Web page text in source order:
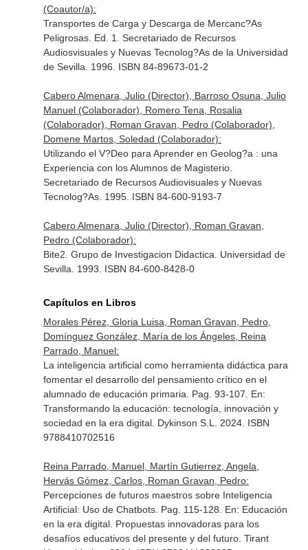
(Coautor/a):
Transportes de Carga y Descarga de Mercanc?As
Peligrosas. Ed. 1. Secretariado de Recursos
Audiosvisuales y Nuevas Tecnolog?As de la Universidad
de Sevilla. 1996. ISBN 84-89673-01-2
Cabero Almenara, Julio (Director), Barroso Osuna, Julio
Manuel (Colaborador), Romero Tena, Rosalia
(Colaborador), Roman Gravan, Pedro (Colaborador),
Domene Martos, Soledad (Colaborador):
Utilizando el V?Deo para Aprender en Geolog?a : una
Experiencia con los Alumnos de Magisterio.
Secretariado de Recursos Audiovisuales y Nuevas
Tecnolog?As. 1995. ISBN 84-600-9193-7
Cabero Almenara, Julio (Director), Roman Gravan,
Pedro (Colaborador):
Bite2. Grupo de Investigacion Didactica. Universidad de
Sevilla. 1993. ISBN 84-600-8428-0
Capítulos en Libros
Morales Pérez, Gloria Luisa, Roman Gravan, Pedro,
Domínguez González, María de los Ángeles, Reina
Parrado, Manuel:
La inteligencia artificial como herramienta didáctica para
fomentar el desarrollo del pensamiento crítico en el
alumnado de educación primaria. Pag. 93-107. En:
Transformando la educación: tecnología, innovación y
sociedad en la era digital. Dykinson S.L. 2024. ISBN
9788410702516
Reina Parrado, Manuel, Martín Gutierrez, Angela,
Hervás Gómez, Carlos, Roman Gravan, Pedro:
Percepciones de futuros maestros sobre Inteligencia
Artificial: Uso de Chatbots. Pag. 115-128. En: Educación
en la era digital. Propuestas innovadoras para los
desafíos educativos del presente y del futuro. Tirant